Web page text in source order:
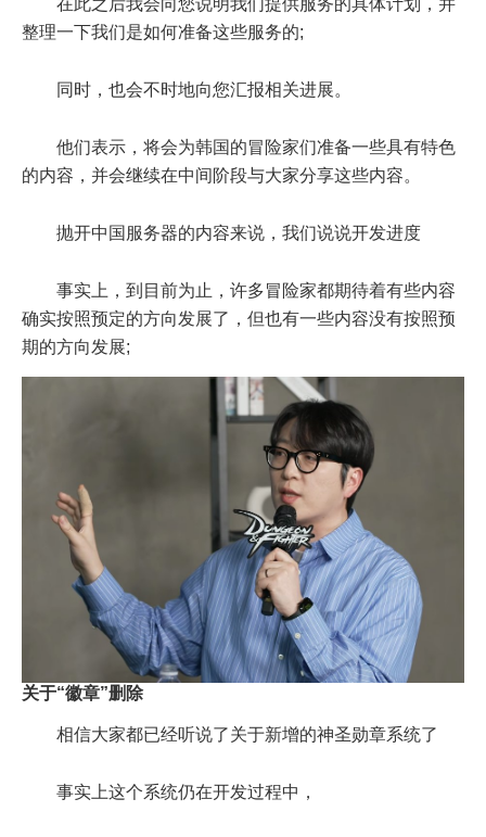
整理一下我们是如何准备这些服务的;
同时，也会不时地向您汇报相关进展。
他们表示，将会为韩国的冒险家们准备一些具有特色
的内容，并会继续在中间阶段与大家分享这些内容。
抛开中国服务器的内容来说，我们说说开发进度
事实上，到目前为止，许多冒险家都期待着有些内容
确实按照预定的方向发展了，但也有一些内容没有按照预
期的方向发展;
关于“徽章”删除
相信大家都已经听说了关于新增的神圣勋章系统了
事实上这个系统仍在开发过程中，